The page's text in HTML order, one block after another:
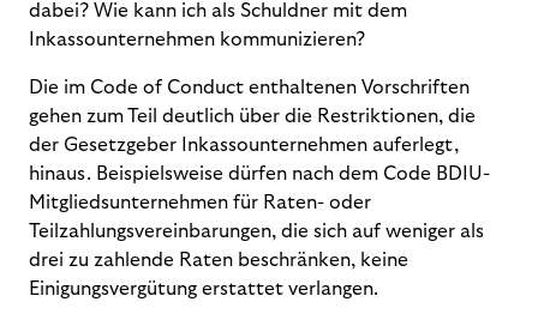
dabei? Wie kann ich als Schuldner mit dem
Inkassounternehmen kommunizieren?
Die im Code of Conduct enthaltenen Vorschriften
gehen zum Teil deutlich über die Restriktionen, die
der Gesetzgeber Inkassounternehmen auferlegt,
hinaus. Beispielsweise dürfen nach dem Code BDIU-
Mitgliedsunternehmen für Raten- oder
Teilzahlungsvereinbarungen, die sich auf weniger als
drei zu zahlende Raten beschränken, keine
Einigungsvergütung erstattet verlangen.